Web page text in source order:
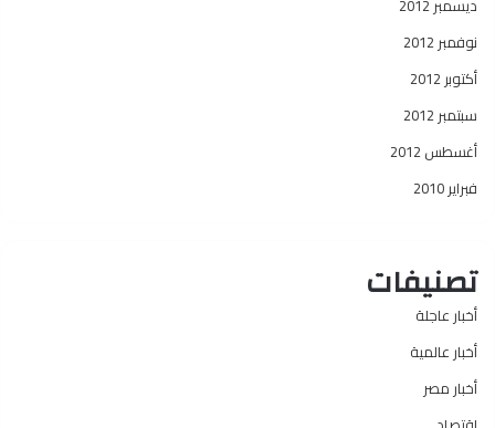
ديسمبر 2012
نوفمبر 2012
أكتوبر 2012
سبتمبر 2012
أغسطس 2012
فبراير 2010
تصنيفات
أخبار عاجلة
أخبار عالمية
أخبار مصر